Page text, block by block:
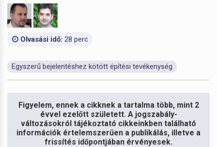
Olvasási idő: 28 perc
Egyszerű bejelentéshez kötött építési tevékenység
Figyelem, ennek a cikknek a tartalma több, mint 2
évvel ezelőtt született. A jogszabály-
változásokról tájékoztató cikkeinkben található
információk értelemszerűen a publikálás, illetve a
frissítés időpontjában érvényesek.